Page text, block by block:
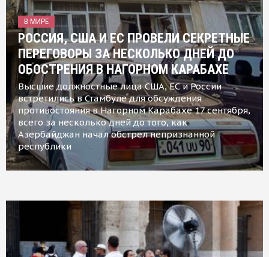
В МИРЕ
РОССИЯ, США И ЕС ПРОВЕЛИ СЕКРЕТНЫЕ
ПЕРЕГОВОРЫ ЗА НЕСКОЛЬКО ДНЕЙ ДО
ОБОСТРЕНИЯ В НАГОРНОМ КАРАБАХЕ
Высшие должностные лица США, ЕС и России
встретились в Стамбуле для обсуждения
противостояния в Нагорном Карабахе 17 сентября,
всего за несколько дней до того, как
Азербайджан начал обстрел непризнанной
республики